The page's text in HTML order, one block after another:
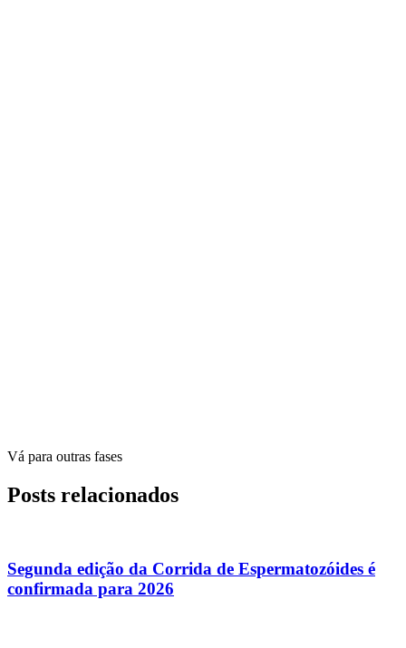
Vá para outras fases
Posts relacionados
Segunda edição da Corrida de Espermatozóides é
confirmada para 2026